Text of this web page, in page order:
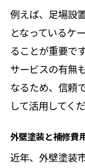
塗料ブ
を解説
納得できる
とめ
外壁塗
テナン
要ポイ
外壁塗
例えば、足場設
となっているケ
ることが重要で
サービスの有無
なるため、信頼
して活用してく
外壁塗装と補修費
近年、外壁塗装